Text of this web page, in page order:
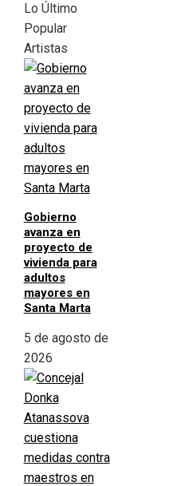
Lo Último
Popular
Artistas
Gobierno
avanza en
proyecto de
vivienda para
adultos
mayores en
Santa Marta
5 de agosto de
2026